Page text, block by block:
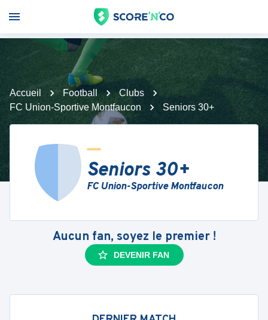
Accueil Football
Clubs
FC Union-Sportive Montfaucon
Seniors 30+
Seniors 30+
FC Union-Sportive Montfaucon
Aucun fan, soyez le premier !
DEVENIR FAN